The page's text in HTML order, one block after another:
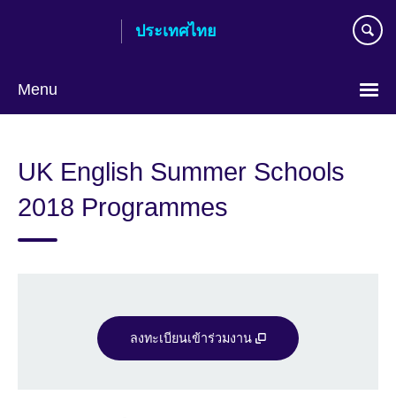
ประเทศไทย
Menu
UK English Summer Schools
2018 Programmes
ลงทะเบียนเข้าร่วมงาน